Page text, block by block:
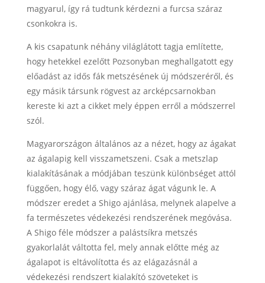
magyarul, így rá tudtunk kérdezni a furcsa száraz
csonkokra is.
A kis csapatunk néhány világlátott tagja említette,
hogy hetekkel ezelőtt Pozsonyban meghallgatott egy
előadást az idős fák metszésének új módszeréről, és
egy másik társunk rögvest az arcképcsarnokban
kereste ki azt a cikket mely éppen erről a módszerrel
szól.
Magyarországon általános az a nézet, hogy az ágakat
az ágalapig kell visszametszeni. Csak a metszlap
kialakításának a módjában teszünk különbséget attól
függően, hogy élő, vagy száraz ágat vágunk le. A
módszer eredet a Shigo ajánlása, melynek alapelve a
fa természetes védekezési rendszerének megóvása.
A Shigo féle módszer a palástsíkra metszés
gyakorlalát váltotta fel, mely annak előtte még az
ágalapot is eltávolította és az elágazásnál a
védekezési rendszert kialakító szöveteket is